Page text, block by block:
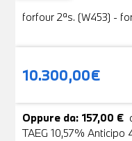
forfour 2ªs. (W453) -
10.300,00€
Oppure da: 157,00 €
TAEG 10,57% Anticipo